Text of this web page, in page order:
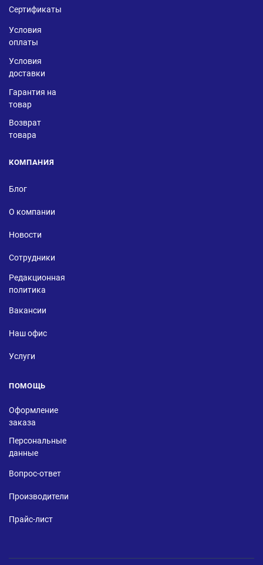
Сертификаты
Условия
оплаты
Условия
доставки
Гарантия на
товар
Возврат
товара
КОМПАНИЯ
Блог
О компании
Новости
Сотрудники
Редакционная
политика
Вакансии
Наш офис
Услуги
ПОМОЩЬ
Оформление
заказа
Персональные
данные
Вопрос-ответ
Производители
Прайс-лист